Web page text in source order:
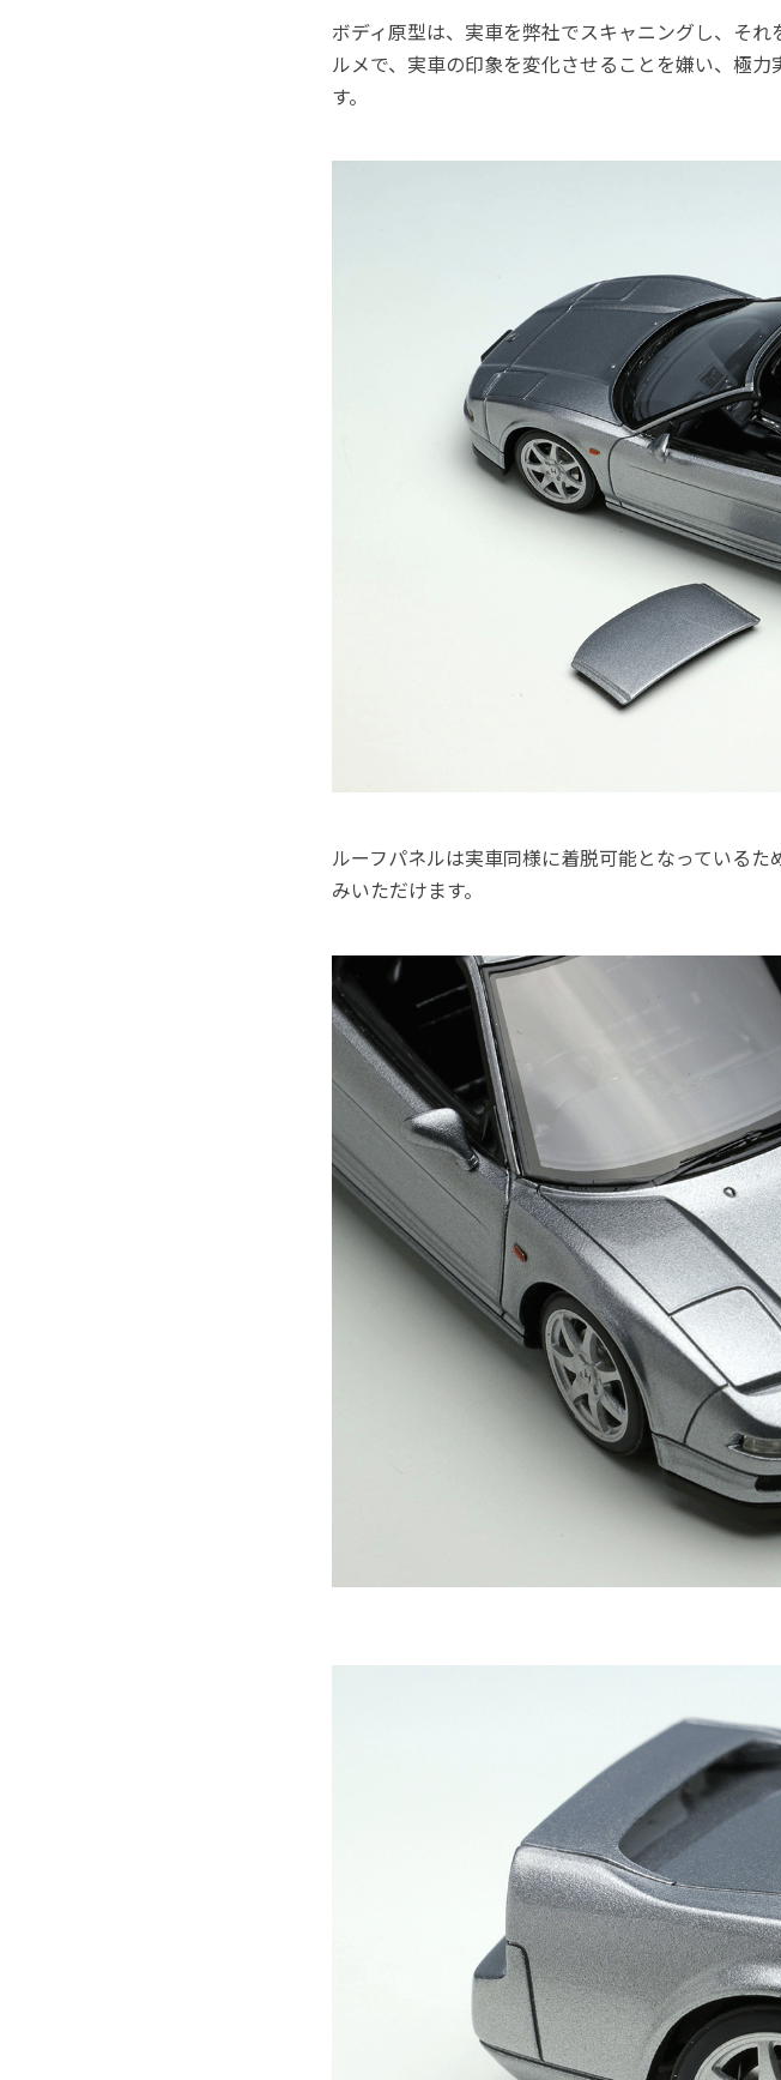
ボディ原型は、実車を弊社でスキャニングし、そ
ルメで、実車の印象を変化させることを嫌い、極
す。
ルーフパネルは実車同様に着脱可能となっている
みいただけます。